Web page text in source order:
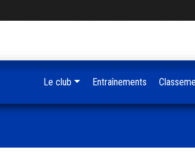
Le club Entraînements